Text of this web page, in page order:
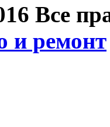
Все
и ремонт